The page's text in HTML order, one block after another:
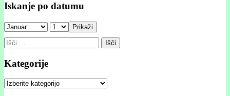
Iskanje po datumu
Prikaži
Išči:
Kategorije
Kategorije